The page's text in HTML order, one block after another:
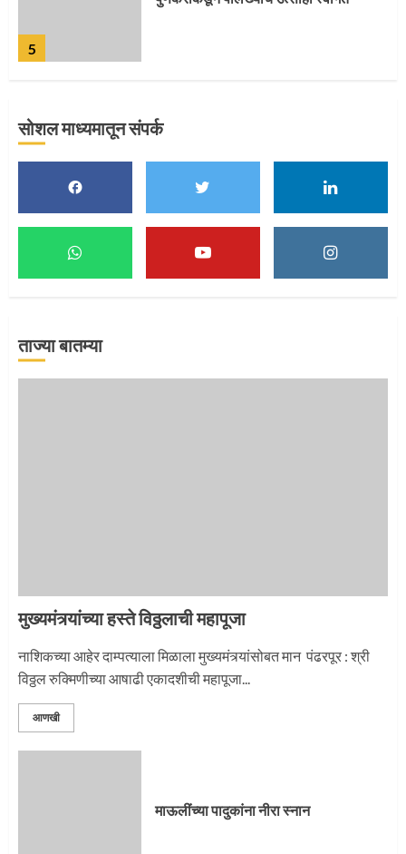
5
मुख्यमंत्र्यांच्या हस्ते विठ्ठलाची महापूजा
माऊलींच्या पादुकांना नीरा स्नान
सोशल माध्यमातून संपर्क
ताज्या बातम्या
मुख्यमंत्र्यांच्या हस्ते विठ्ठलाची महापूजा
नाशिकच्या आहेर दाम्पत्याला मिळाला मुख्यमंत्र्यांसोबत मान पंढरपूर : श्री
विठ्ठल रुक्मिणीच्या आषाढी एकादशीची महापूजा...
आणखी
माऊलींच्या पादुकांना नीरा स्नान